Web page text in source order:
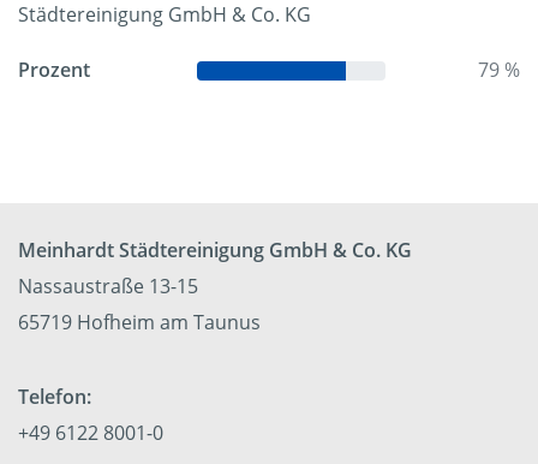
Städtereinigung GmbH & Co. KG
Prozent 79 %
Meinhardt Städtereinigung GmbH & Co. KG
Nassaustraße 13-15
65719 Hofheim am Taunus
Telefon:
+49 6122 8001-0